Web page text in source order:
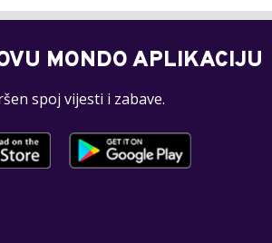
MONDO APLIKACIJU
spoj vijesti i zabave.